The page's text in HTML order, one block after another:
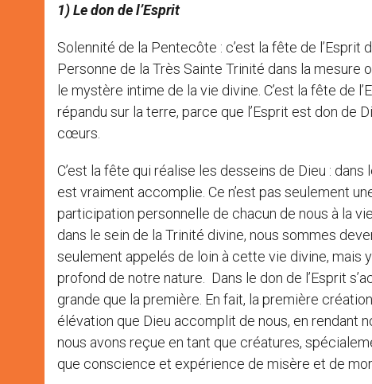
1) Le don de l’Esprit
Solennité de la Pentecôte : c’est la fête de l’Esprit
Personne de la Très Sainte Trinité dans la mesure
le mystère intime de la vie divine. C’est la fête de
répandu sur la terre, parce que l’Esprit est don de
cœurs.
C’est la fête qui réalise les desseins de Dieu :
est vraiment accomplie. Ce n’est pas seulement
participation personnelle de chacun de nous à la
dans le sein de la Trinité divine, nous sommes
seulement appelés de loin à cette vie divine, mais
profond de notre nature. Dans le don de l’Esprit
grande que la première. En fait, la première
élévation que Dieu accomplit de nous, en rendant
nous avons reçue en tant que créatures,
que conscience et expérience de misère et de